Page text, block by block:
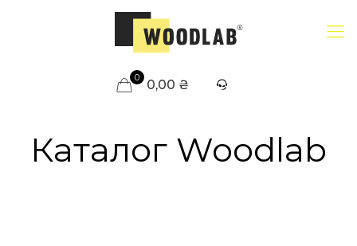
0 0,00 ₴
Каталог Woodlab